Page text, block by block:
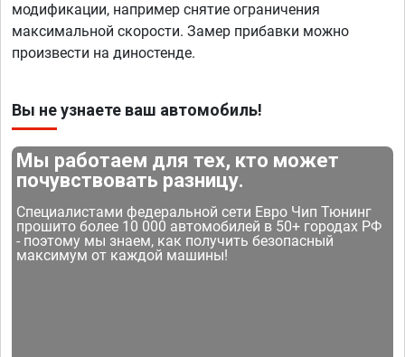
модификации, например снятие ограничения
максимальной скорости. Замер прибавки можно
произвести на диностенде.
Вы не узнаете ваш автомобиль!
Мы работаем для тех, кто может
почувствовать разницу.
Специалистами федеральной сети Евро Чип Тюнинг
прошито более 10 000 автомобилей в 50+ городах РФ
- поэтому мы знаем, как получить безопасный
максимум от каждой машины!